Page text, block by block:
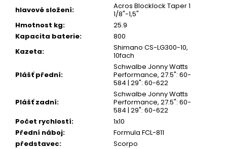
hlavové složení:
Acros Blocklock Taper 1
1/8"-1,5"
Hmotnost kg:
25.9
Kapacita baterie:
800
Kazeta:
Shimano CS-LG300-10,
10fach
Plášť přední:
Schwalbe Jonny Watts
Performance, 27.5": 60-
584 | 29": 60-622
Plášť zadní:
Schwalbe Jonny Watts
Performance, 27.5": 60-
584 | 29": 60-622
Počet rychlostí:
1x10
Přední náboj:
Formula FCL-811
představec:
Scorpo